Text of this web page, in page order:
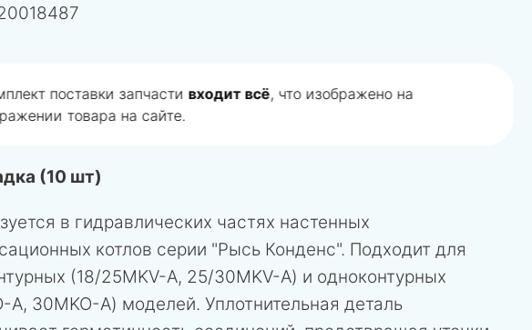
поставки запчасти входит всё, что изображено на
товара на сайте.
(10 шт)
в гидравлических частях настенных
котлов серии "Рысь Конденс". Подходит для
(18/25MKV-A, 25/30MKV-A) и одноконтурных
A, 30MKO-A) моделей. Уплотнительная деталь